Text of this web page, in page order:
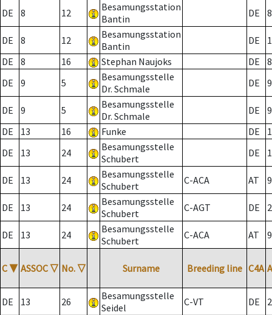
DE 8 12
Besamungsstation
Bantin
DE 8
DE 8 12
Besamungsstation
Bantin
DE
DE
8 16 Stephan Naujoks DE
8
DE
9 5
Besamungsstelle
Dr. Schmale
DE 9
DE 9 5
Besamungsstelle
Dr. Schmale
DE
9
DE
13 16 Funke DE
DE
13 24
Besamungsstelle
Schubert
DE
DE 13 24
Besamungsstelle
Schubert
C-ACA AT
DE 13 24
Besamungsstelle
Schubert
C-AGT DE 2
DE 13 24
Besamungsstelle
Schubert
C-ACA AT
C ▼ ASSOC ▽ No. ▽ Surname Breeding line C4A
DE 13 26
Besamungsstelle
Seidel
C-VT DE 2